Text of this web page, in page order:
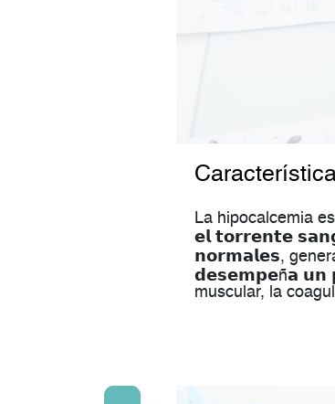
La hipocalcemia
𝗲𝗹 𝘁𝗼𝗿𝗿𝗲𝗻𝘁𝗲
𝗻𝗼𝗿𝗺𝗮𝗹𝗲𝘀,
𝗱𝗲𝘀𝗲𝗺𝗽𝗲ñ𝗮 𝘂𝗻
muscular, la